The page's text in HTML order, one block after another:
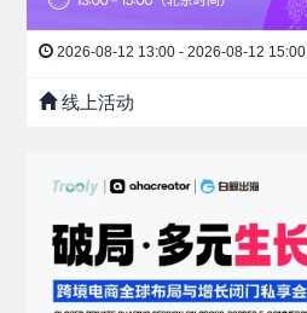
2026-08-12 13:00 - 2026-08-12 15:00
线上活动